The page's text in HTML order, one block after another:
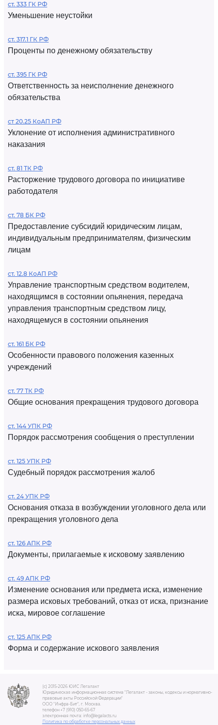
ст. 333 ГК РФ
Уменьшение неустойки
ст. 317.1 ГК РФ
Проценты по денежному обязательству
ст. 395 ГК РФ
Ответственность за неисполнение денежного
обязательства
ст 20.25 КоАП РФ
Уклонение от исполнения административного
наказания
ст. 81 ТК РФ
Расторжение трудового договора по инициативе
работодателя
ст. 78 БК РФ
Предоставление субсидий юридическим лицам,
индивидуальным предпринимателям, физическим
лицам
ст. 12.8 КоАП РФ
Управление транспортным средством водителем,
находящимся в состоянии опьянения, передача
управления транспортным средством лицу,
находящемуся в состоянии опьянения
ст. 161 БК РФ
Особенности правового положения казенных
учреждений
ст. 77 ТК РФ
Общие основания прекращения трудового договора
ст. 144 УПК РФ
Порядок рассмотрения сообщения о преступлении
ст. 125 УПК РФ
Судебный порядок рассмотрения жалоб
ст. 24 УПК РФ
Основания отказа в возбуждении уголовного дела или
прекращения уголовного дела
ст. 126 АПК РФ
Документы, прилагаемые к исковому заявлению
ст. 49 АПК РФ
Изменение основания или предмета иска, изменение
размера исковых требований, отказ от иска, признание
иска, мировое соглашение
ст. 125 АПК РФ
Форма и содержание искового заявления
(c) 2015-2026 ЮИС Легалакт
Юридическая информационная система "Легалакт - законы, кодексы и нормативно-
правовые акты Российской Федерации"
ООО "Инфра-Бит", г. Москва.
телефон +7 (910) 050-65-67
электронная почта: info@legalacts.ru
Политика по обработке персональных данных